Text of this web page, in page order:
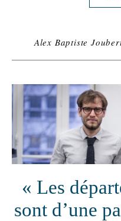
Alex Baptiste
« Les
sont d’une